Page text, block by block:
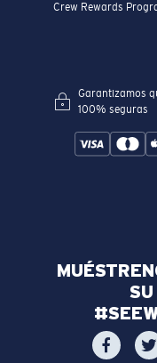
Crew Rewards
Garantizamos
100% seguras